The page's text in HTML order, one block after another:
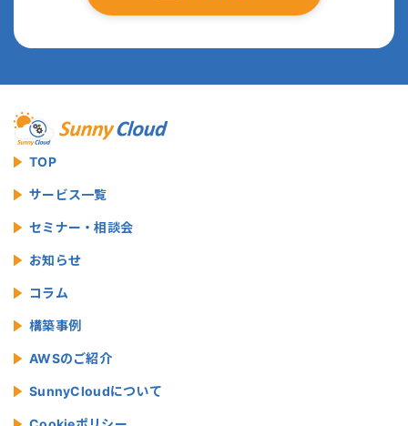
TOP
サービス一覧
セミナー・相談会
お知らせ
コラム
構築事例
AWSのご紹介
SunnyCloudについて